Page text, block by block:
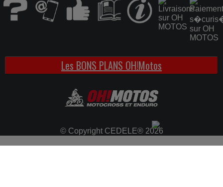
Les BONS PLANS OH!Motos
© Copyright CEDELE® 2026